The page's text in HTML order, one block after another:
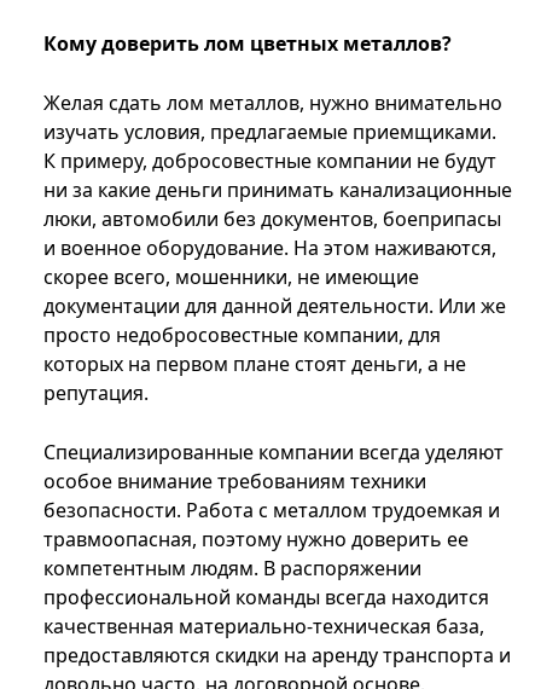
Кому доверить лом цветных металлов?
Желая сдать лом металлов, нужно внимательно
изучать условия, предлагаемые приемщиками.
К примеру, добросовестные компании не будут
ни за какие деньги принимать канализационные
люки, автомобили без документов, боеприпасы
и военное оборудование. На этом наживаются,
скорее всего, мошенники, не имеющие
документации для данной деятельности. Или же
просто недобросовестные компании, для
которых на первом плане стоят деньги, а не
репутация.
Специализированные компании всегда уделяют
особое внимание требованиям техники
безопасности. Работа с металлом трудоемкая и
травмоопасная, поэтому нужно доверить ее
компетентным людям. В распоряжении
профессиональной команды всегда находится
качественная материально-техническая база,
предоставляются скидки на аренду транспорта и